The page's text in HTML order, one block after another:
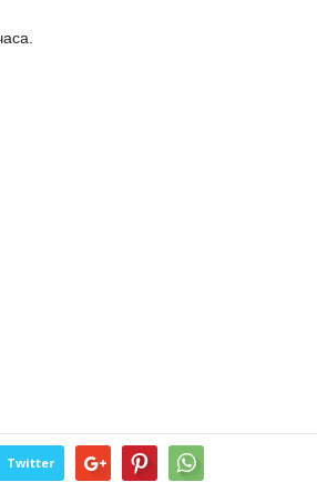
Twitter